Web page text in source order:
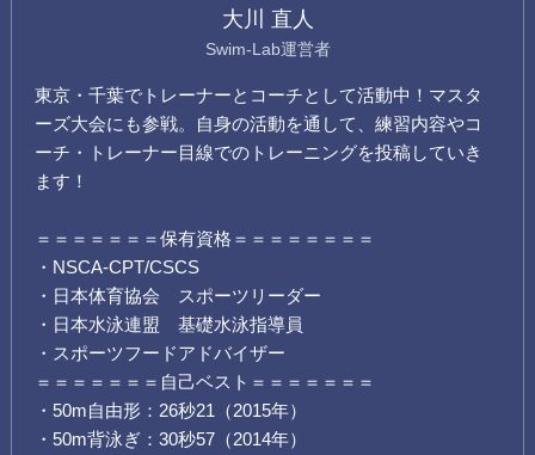
大川 直人
Swim-Lab運営者
東京・千葉でトレーナーとコーチとして活動中！マスタ
ーズ大会にも参戦。自身の活動を通して、練習内容やコ
ーチ・トレーナー目線でのトレーニングを投稿していき
ます！
＝＝＝＝＝＝＝保有資格＝＝＝＝＝＝＝＝
・NSCA-CPT/CSCS
・日本体育協会 スポーツリーダー
・日本水泳連盟 基礎水泳指導員
・スポーツフードアドバイザー
＝＝＝＝＝＝＝自己ベスト＝＝＝＝＝＝＝
・50m自由形：26秒21（2015年）
・50m背泳ぎ：30秒57（2014年）